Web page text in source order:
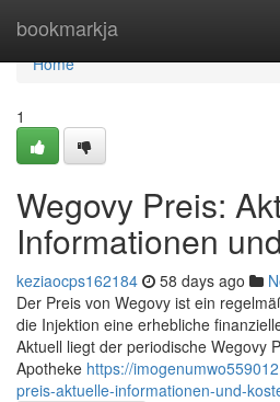
bookmarkja
Home
Home
1
Wegovy Preis:
Informationen
keziaocps162184 58 days ago
Der Preis von Wegovy ist ein
die Injektion eine erhebliche
Aktuell liegt der periodische Wegovy
Apotheke https://
preis-aktuelle-informationen-und-